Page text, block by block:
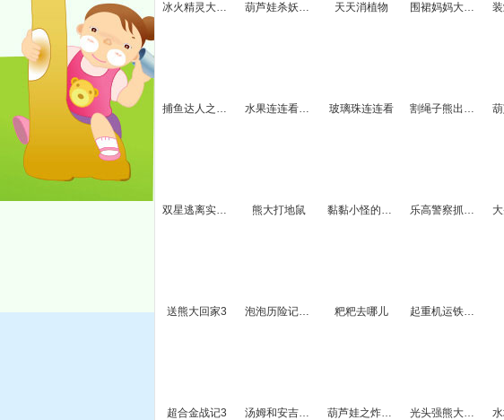
冰火精灵大冒险中文版 葫芦娃杀妖怪无敌版 天天消植物 围裙妈妈大冒险
捕鱼达人之熊二爱捕鱼 水果连连看经典版 玻璃珠连连看 割绳子熊出没选关版
双星逃离实验室 熊大打地鼠 黏黏小怪的冒险2 乐高警察抓大盗
送熊大回家3 泡泡历险记选关版 粑粑去哪儿 起重机运铁轨2
超合金战记3 汤姆和安吉拉接吻 葫芦娃之炸飞妖怪 光头强熊大回家